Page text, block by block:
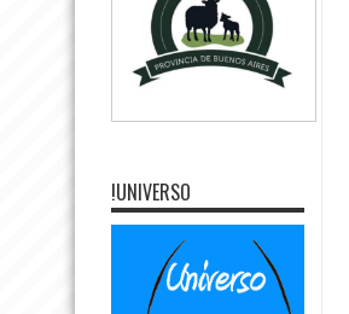
!UNIVERSO